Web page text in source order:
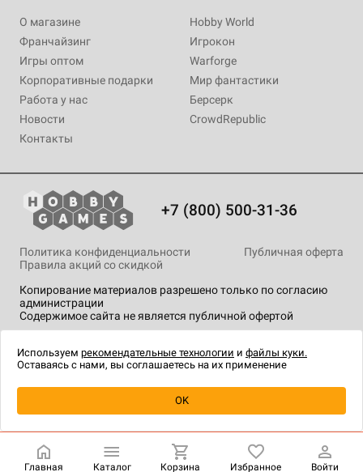
Уведомить о наличии
О магазине
Франчайзинг
Игры оптом
Корпоративные подарки
Работа у нас
Новости
Контакты
Hobby World
Игрокон
Warforge
Мир фантастики
Берсерк
CrowdRepublic
+7 (800) 500-31-36
Копирование материалов разрешено только по согласию
администрации
Содержимое сайта не является публичной офертой
Политика конфиденциальности
Публичная оферта
Правила акций со скидкой
технологии.
Главная Каталог Корзина Избранное Войти
Используем рекомендательные технологии и файлы куки.
Оставаясь с нами, вы соглашаетесь на их применение
OK